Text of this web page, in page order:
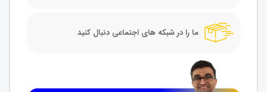
ما را در شبکه های اجتماعی دنبال کنید